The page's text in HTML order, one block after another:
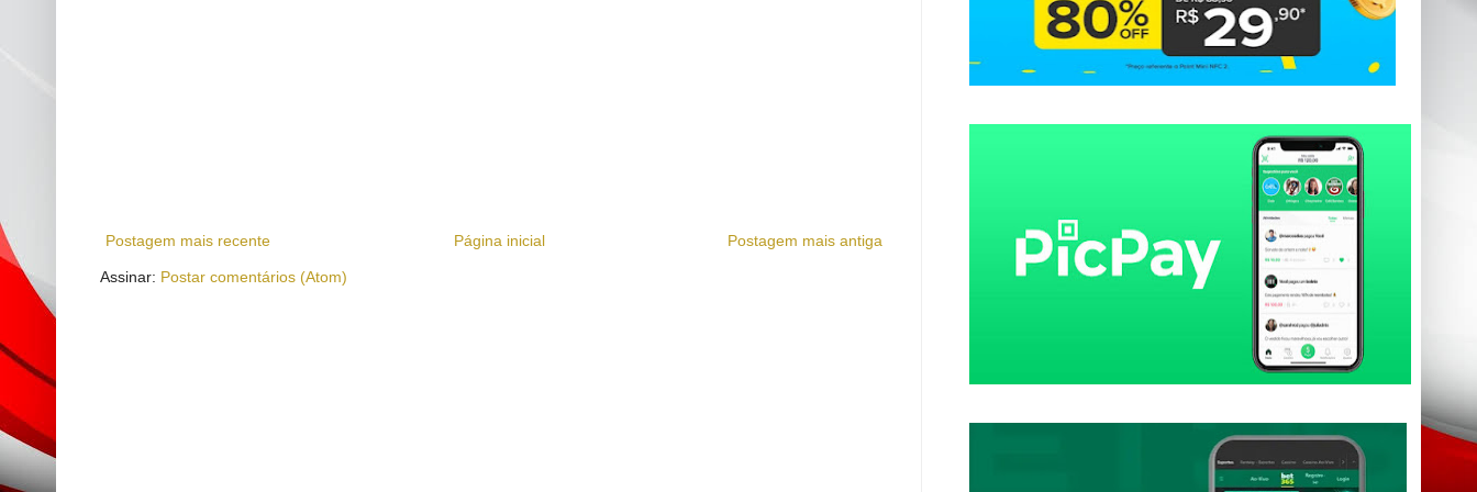
Postagem mais recente Postagem mais antiga
Página inicial
Assinar: Postar comentários (Atom)